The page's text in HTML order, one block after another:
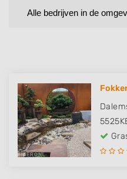
Alle bedrijven in de